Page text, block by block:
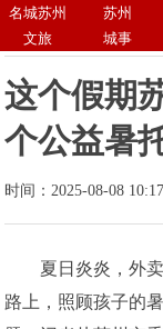
名城苏州 苏州
文旅
城事
这个假期
个公益暑
时间：2025-08-08
夏日炎炎，外卖
路上，照顾孩子的